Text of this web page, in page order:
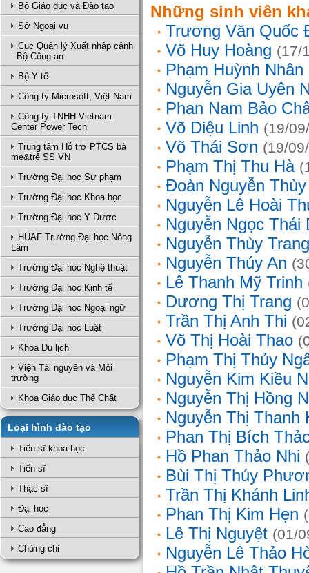
Bộ Giáo dục và Đào tạo
Sở Ngoại vụ
Cục Quản lý Xuất nhập cảnh
- Bộ Công an
Bộ Y tế
Công ty Microsoft, Việt Nam
Công ty TNHH Vietnam
Center Power Tech
Trung tâm Hỗ trợ PTCS bà
mẹ&trẻ SS VN
Trường Đại học Sư phạm
Trường Đại học Khoa học
Trường Đại học Y Dược
HUAF Trường Đại học Nông
Lâm
Trường Đại học Nghệ thuật
Trường Đại học Kinh tế
Trường Đại học Ngoại ngữ
Trường Đại học Luật
Khoa Du lịch
Viện Tài nguyên và Môi
trường
Khoa Giáo dục Thể Chất
Loại hình đào tạo
Tiến sĩ khoa học
Tiến sĩ
Thạc sĩ
Đại học
Cao đẳng
Chứng chỉ
Những sinh viên
Trương Văn Quốc
Võ Huy Hoàng (17/
Phạm Huỳnh Nhân
Nguyễn Gia Uyên
Phan Nam Bảo
Võ Diệu Linh (19/
Võ Thái Sơn (19/
Phạm Thị Thu Hà
Đoàn Nguyễn
Nguyễn Lê Hoài
Nguyễn Ngọc Thái
Nguyễn Thùy Trang
Nguyễn Thúy An
Lê Thanh Mỹ Trinh
Dương Thị Trang
Trần Thị Anh Thi
Võ Thị Hoài Thao
Phạm Thị Thủy
Nguyễn Kim Kiều
Nguyễn Thị Hồng
Nguyễn Thị Thanh
Phan Thị Bích
Hồ Phan Thảo Nhi
Bùi Thị Thúy
Trần Thị Khánh
Phan Thị Kim Hẹn
Lê Thị Nguyệt (01/
Nguyễn Lê Thảo